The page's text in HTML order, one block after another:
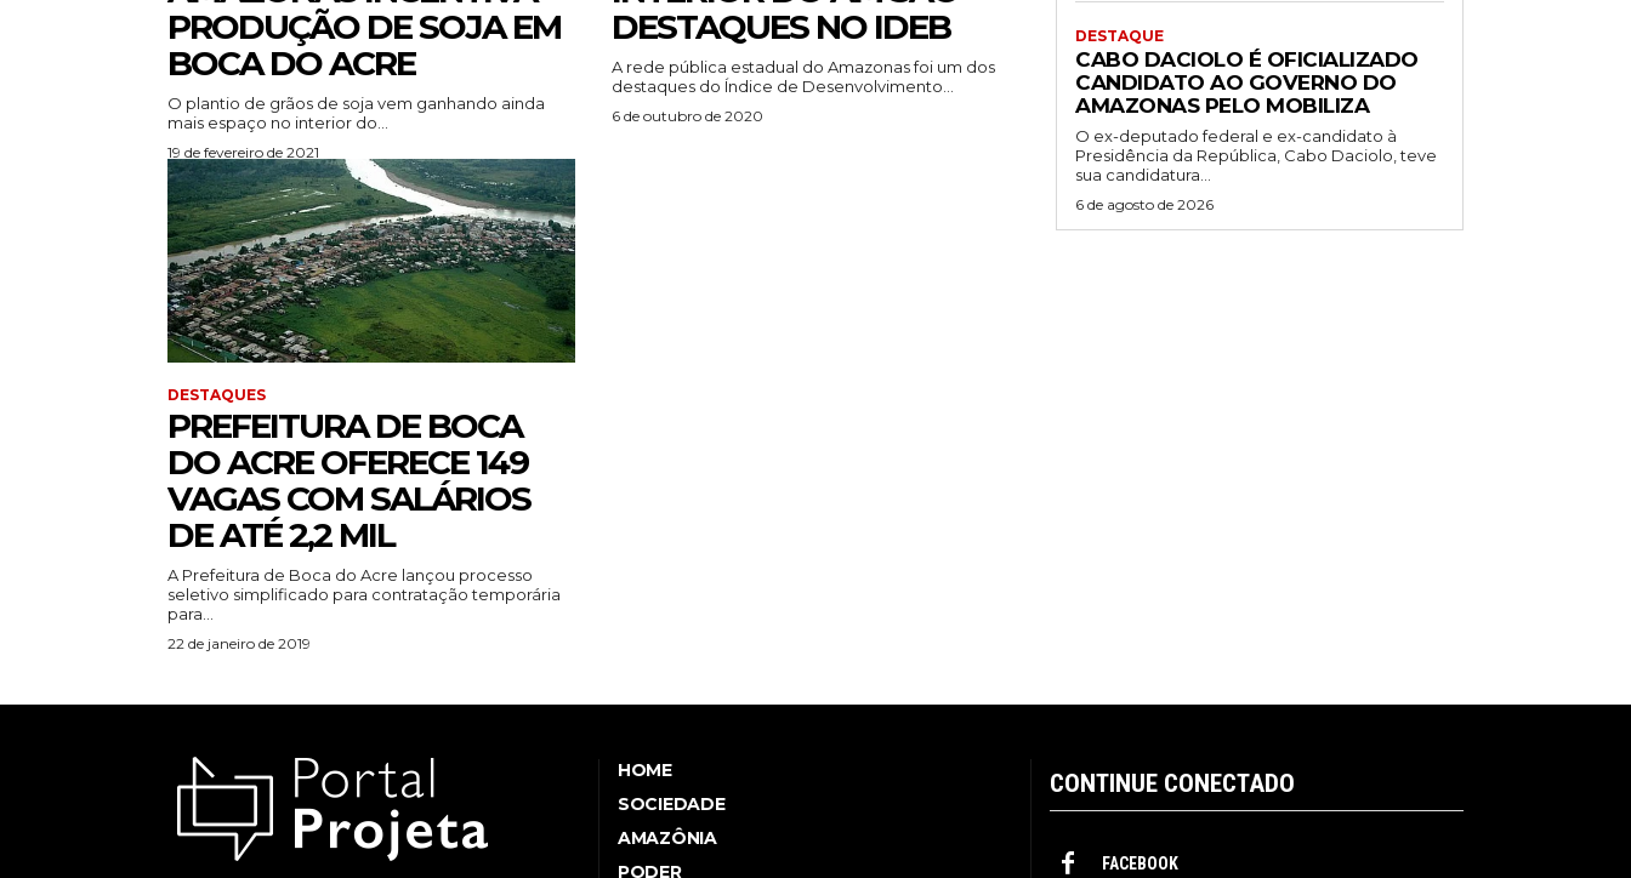
PRODUÇÃO DE SOJA EM
BOCA DO ACRE
O plantio de grãos de soja vem ganhando ainda
mais espaço no interior do...
19 de fevereiro de 2021
DESTAQUES NO IDEB
A rede pública estadual do Amazonas foi um dos
destaques do Índice de Desenvolvimento...
6 de outubro de 2020
DESTAQUES
PREFEITURA DE BOCA
DO ACRE OFERECE 149
VAGAS COM SALÁRIOS
DE ATÉ 2,2 MIL
A Prefeitura de Boca do Acre lançou processo
seletivo simplificado para contratação temporária
para...
22 de janeiro de 2019
DESTAQUE
CABO DACIOLO É OFICIALIZADO
CANDIDATO AO GOVERNO DO
AMAZONAS PELO MOBILIZA
O ex-deputado federal e ex-candidato à
Presidência da República, Cabo Daciolo, teve
sua candidatura...
6 de agosto de 2026
HOME
SOCIEDADE
AMAZÔNIA
PODER
CONTINUE CONECTADO
FACEBOOK